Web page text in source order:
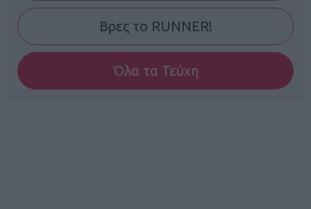
Βρες το RUNNER!
Όλα τα Τεύχη